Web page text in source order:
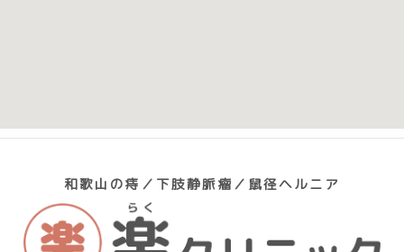
和歌山の痔／下肢静脈瘤／鼠径ヘルニア